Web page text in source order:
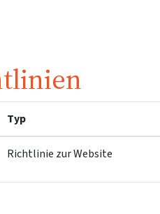
Typ
Richtlinie zur Website